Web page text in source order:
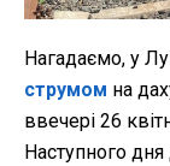
Нагадаємо, у
струмом на
ввечері 26
Наступного дня